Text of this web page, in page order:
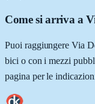
Come si arriva a
Puoi raggiungere Via
bici o con i mezzi
pagina per le